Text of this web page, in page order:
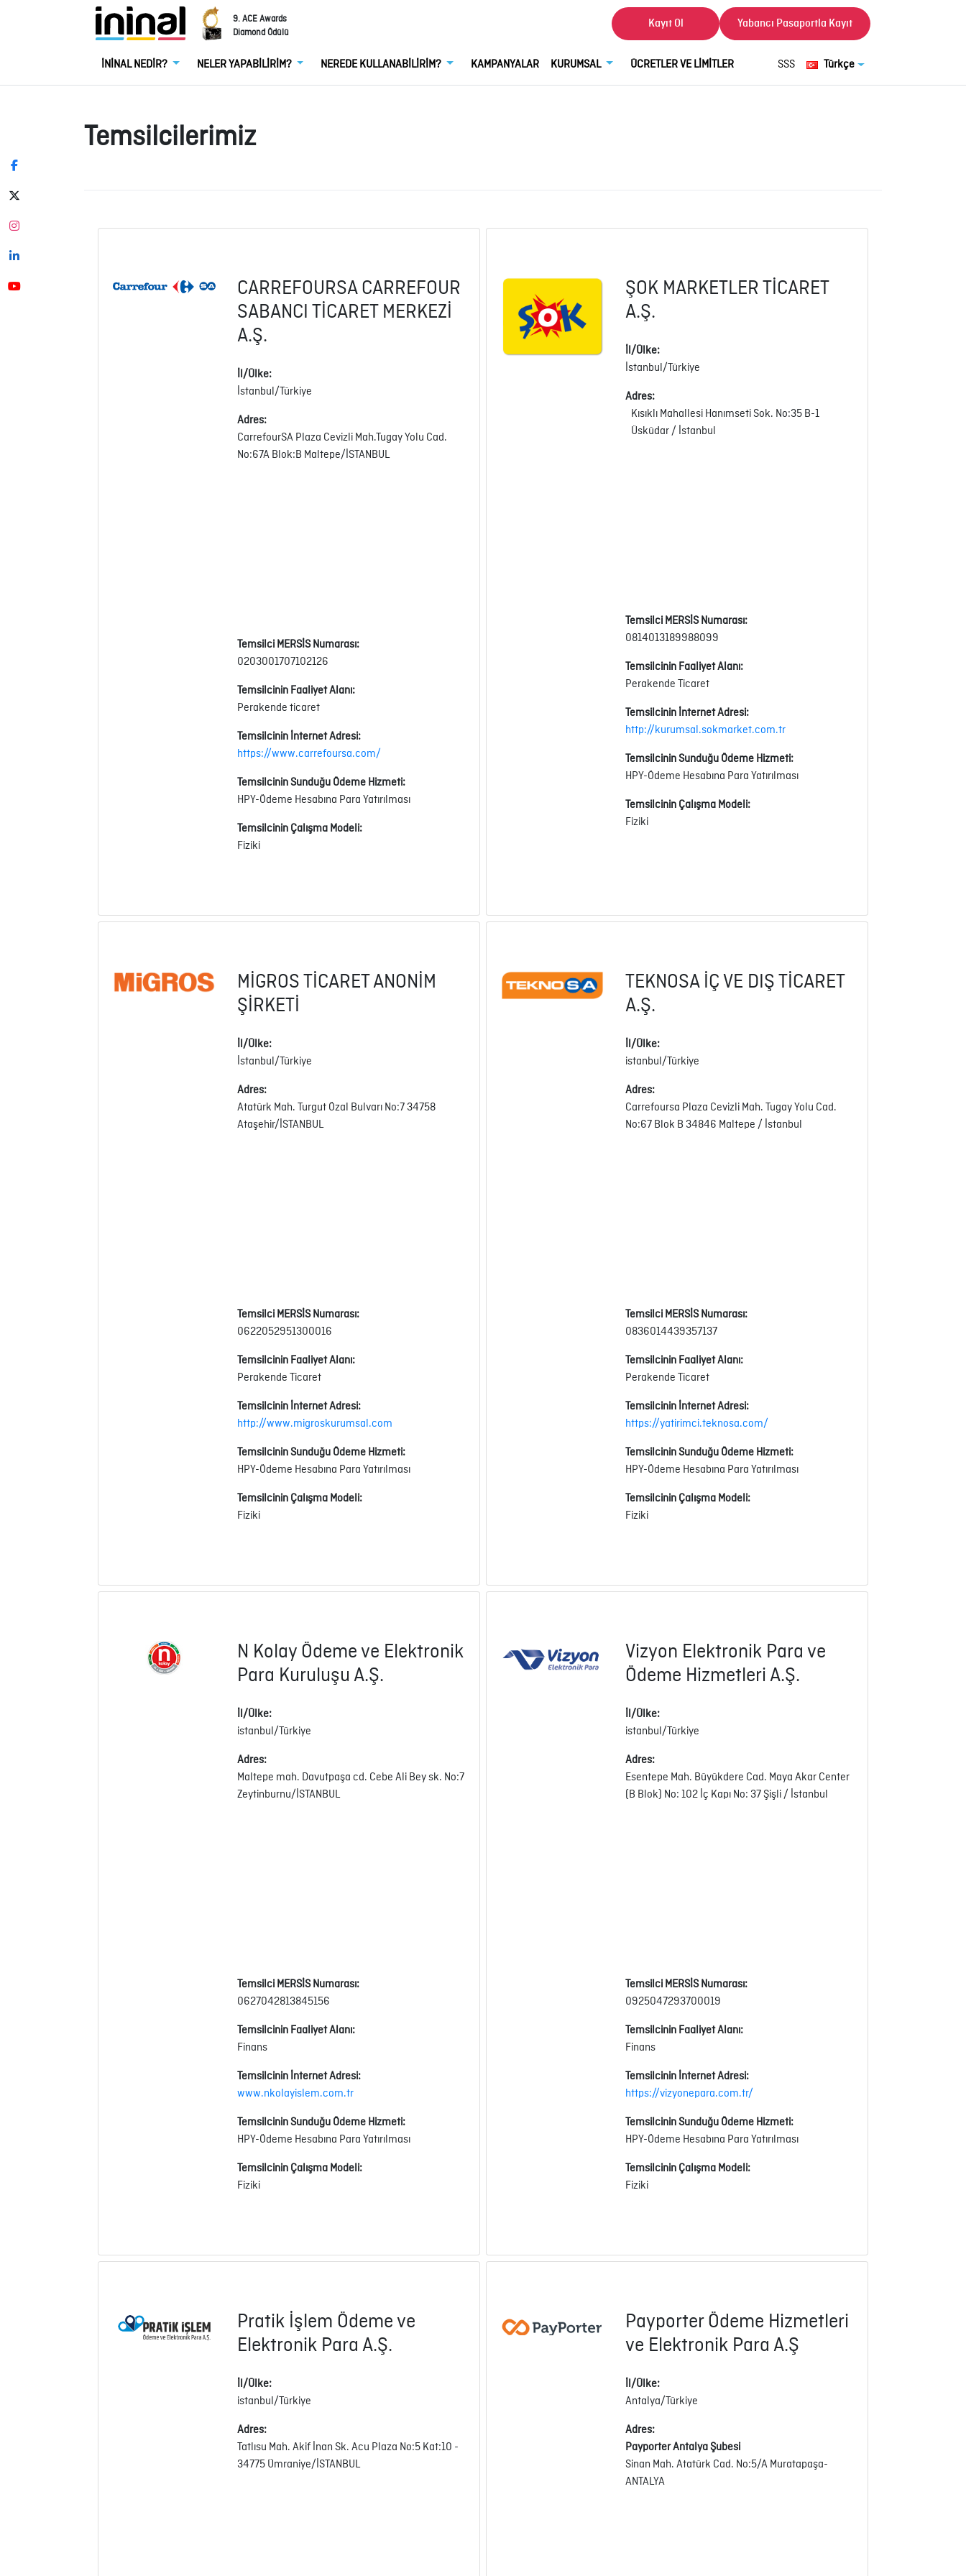
9. ACE Awards
Diamond Ödülü
Kayıt Ol Yabancı Pasaportla Kayıt
İNİNAL NEDİR? NELER YAPABİLİRİM? NEREDE KULLANABİLİRİM? KAMPANYALAR KURUMSAL ÜCRETLER VE LİMİTLER SSS Türkçe
Temsilcilerimiz
CARREFOURSA CARREFOUR
SABANCI TİCARET MERKEZİ
A.Ş.
İl/Ülke:
İstanbul/Türkiye
Adres:
CarrefourSA Plaza Cevizli Mah.Tugay Yolu Cad.
No:67A Blok:B Maltepe/İSTANBUL
Temsilci MERSİS Numarası:
0203001707102126
Temsilcinin Faaliyet Alanı:
Perakende ticaret
Temsilcinin İnternet Adresi:
https://www.carrefoursa.com/
Temsilcinin Sunduğu Ödeme Hizmeti:
HPY-Ödeme Hesabına Para Yatırılması
Temsilcinin Çalışma Modeli:
Fiziki
ŞOK MARKETLER TİCARET
A.Ş.
İl/Ülke:
İstanbul/Türkiye
Adres:
Kısıklı Mahallesi Hanımseti Sok. No:35 B-1
Üsküdar / İstanbul
Temsilci MERSİS Numarası:
0814013189988099
Temsilcinin Faaliyet Alanı:
Perakende Ticaret
Temsilcinin İnternet Adresi:
http://kurumsal.sokmarket.com.tr
Temsilcinin Sunduğu Ödeme Hizmeti:
HPY-Ödeme Hesabına Para Yatırılması
Temsilcinin Çalışma Modeli:
Fiziki
MİGROS TİCARET ANONİM
ŞİRKETİ
İl/Ülke:
İstanbul/Türkiye
Adres:
Atatürk Mah. Turgut Özal Bulvarı No:7 34758
Ataşehir/İSTANBUL
Temsilci MERSİS Numarası:
0622052951300016
Temsilcinin Faaliyet Alanı:
Perakende Ticaret
Temsilcinin İnternet Adresi:
http://www.migroskurumsal.com
Temsilcinin Sunduğu Ödeme Hizmeti:
HPY-Ödeme Hesabına Para Yatırılması
Temsilcinin Çalışma Modeli:
Fiziki
TEKNOSA İÇ VE DIŞ TİCARET
A.Ş.
İl/Ülke:
istanbul/Türkiye
Adres:
Carrefoursa Plaza Cevizli Mah. Tugay Yolu Cad.
No:67 Blok B 34846 Maltepe / İstanbul
Temsilci MERSİS Numarası:
0836014439357137
Temsilcinin Faaliyet Alanı:
Perakende Ticaret
Temsilcinin İnternet Adresi:
https://yatirimci.teknosa.com/
Temsilcinin Sunduğu Ödeme Hizmeti:
HPY-Ödeme Hesabına Para Yatırılması
Temsilcinin Çalışma Modeli:
Fiziki
N Kolay Ödeme ve Elektronik
Para Kuruluşu A.Ş.
İl/Ülke:
istanbul/Türkiye
Adres:
Maltepe mah. Davutpaşa cd. Cebe Ali Bey sk. No:7
Zeytinburnu/İSTANBUL
Temsilci MERSİS Numarası:
0627042813845156
Temsilcinin Faaliyet Alanı:
Finans
Temsilcinin İnternet Adresi:
www.nkolayislem.com.tr
Temsilcinin Sunduğu Ödeme Hizmeti:
HPY-Ödeme Hesabına Para Yatırılması
Temsilcinin Çalışma Modeli:
Fiziki
Vizyon Elektronik Para ve
Ödeme Hizmetleri A.Ş.
İl/Ülke:
istanbul/Türkiye
Adres:
Esentepe Mah. Büyükdere Cad. Maya Akar Center
(B Blok) No: 102 İç Kapı No: 37 Şişli / İstanbul
Temsilci MERSİS Numarası:
0925047293700019
Temsilcinin Faaliyet Alanı:
Finans
Temsilcinin İnternet Adresi:
https://vizyonepara.com.tr/
Temsilcinin Sunduğu Ödeme Hizmeti:
HPY-Ödeme Hesabına Para Yatırılması
Temsilcinin Çalışma Modeli:
Fiziki
Pratik İşlem Ödeme ve
Elektronik Para A.Ş.
İl/Ülke:
istanbul/Türkiye
Adres:
Tatlısu Mah. Akif İnan Sk. Acu Plaza No:5 Kat:10 -
34775 Ümraniye/İSTANBUL
Payporter Ödeme Hizmetleri
ve Elektronik Para A.Ş
İl/Ülke:
Antalya/Türkiye
Adres:
Payporter Antalya Şubesi
Sinan Mah. Atatürk Cad. No:5/A Muratapaşa-
ANTALYA